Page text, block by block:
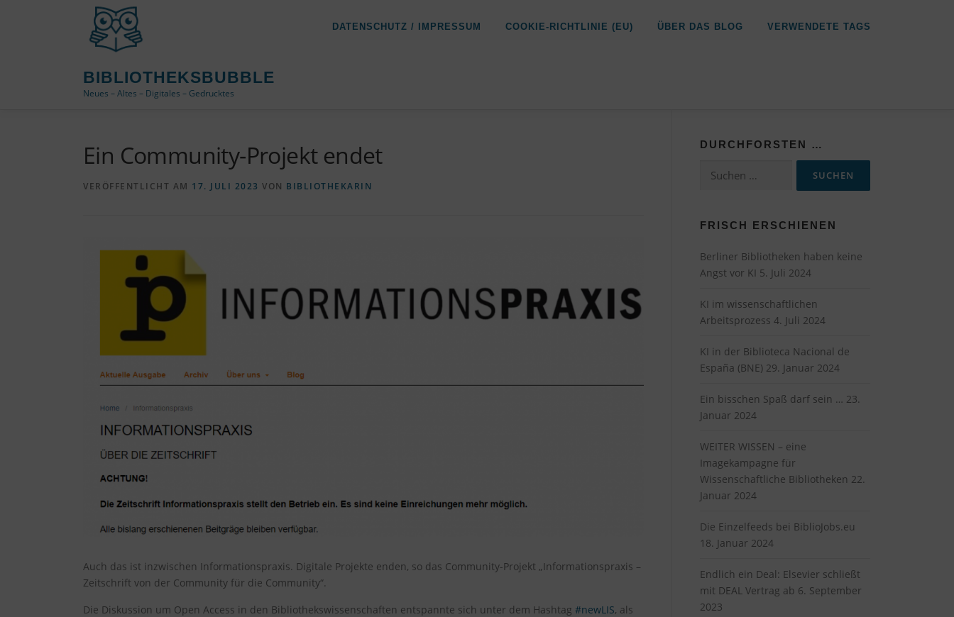
BIBLIOTHEKSBUBBLE
Neues – Altes – Digitales – Gedrucktes
DATENSCHUTZ / IMPRESSUM COOKIE-RICHTLINIE (EU) ÜBER DAS BLOG VERWENDETE TAGS
Ein Community-Projekt endet
VERÖFFENTLICHT AM 17. JULI 2023 VON BIBLIOTHEKARIN
Auch das ist inzwischen Informationspraxis. Digitale Projekte enden, so das Community-Projekt „Informationspraxis –
Zeitschrift von der Community für die Community“.
Die Diskussion um Open Access in den Bibliothekswissenschaften entspannte sich unter dem Hashtag #newLIS, als
DURCHFORSTEN …
Suchen
nach:
FRISCH ERSCHIENEN
Berliner Bibliotheken haben keine
Angst vor KI 5. Juli 2024
KI im wissenschaftlichen
Arbeitsprozess 4. Juli 2024
KI in der Biblioteca Nacional de
España (BNE) 29. Januar 2024
Ein bisschen Spaß darf sein … 23.
Januar 2024
WEITER WISSEN – eine
Imagekampagne für
Wissenschaftliche Bibliotheken 22.
Januar 2024
Die Einzelfeeds bei BiblioJobs.eu
18. Januar 2024
Endlich ein Deal: Elsevier schließt
mit DEAL Vertrag ab 6. September
2023